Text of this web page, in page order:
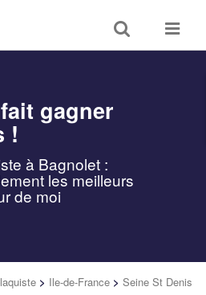
Toggle
search
Toggle
gagner
!
à Bagnolet :
les meilleurs
de moi
> Ile-de-France > Seine St Denis